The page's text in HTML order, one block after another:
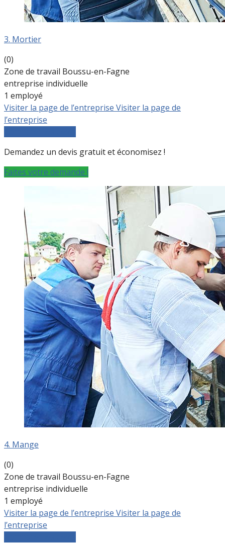
3. Mortier
(0)
Zone de travail Boussu-en-Fagne
entreprise individuelle
1 employé
Visiter la page de l’entreprise Visiter la page de
l’entreprise
Demandez un devis gratuit et économisez !
Faites votre demande !
4. Mange
(0)
Zone de travail Boussu-en-Fagne
entreprise individuelle
1 employé
Visiter la page de l’entreprise Visiter la page de
l’entreprise